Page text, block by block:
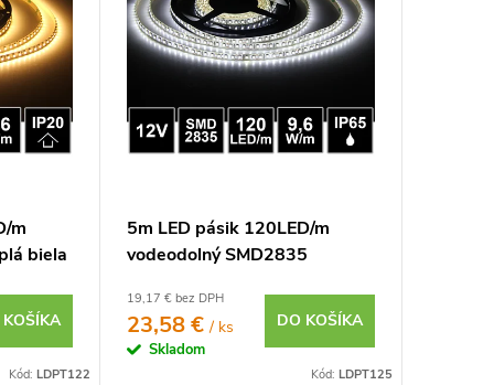
m
biela
Kód: LDPT122
5m LED pásik 120LED/m
vodeodolný SMD2835
12V
19,17 € bez DPH
23,58 €/ ks
Skladom
DO KOŠÍKA
Kód: LDPT125